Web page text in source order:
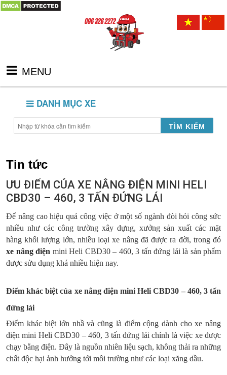
MENU
DANH MỤC XE
TÌM KIẾM
Tin tức
ƯU ĐIỂM CỦA XE NÂNG ĐIỆN MINI HELI
CBD30 – 460, 3 TẤN ĐỨNG LÁI
Để nâng cao hiệu quả công việc ở một số ngành đòi hỏi công sức
nhiều như các công trường xây dựng, xưởng sản xuất các mặt
hàng khối lượng lớn, nhiều loại xe nâng đã được ra đời, trong đó
xe nâng điện mini Heli CBD30 – 460, 3 tấn đứng lái là sản phẩm
được sửu dụng khá nhiều hiện nay.
Điểm khác biệt của xe nâng điện mini Heli CBD30 – 460, 3 tấn
đứng lái
Điểm khác biệt lớn nhầ và cũng là điểm cộng dành cho xe nâng
điện mini Heli CBD30 – 460, 3 tấn đứng lái chính là việc xe được
chạy bằng điện. Đây là nguồn nhiên liệu sạch, không thải ra những
chất độc hại ảnh hưởng tới môi trường như các loại xăng dầu.